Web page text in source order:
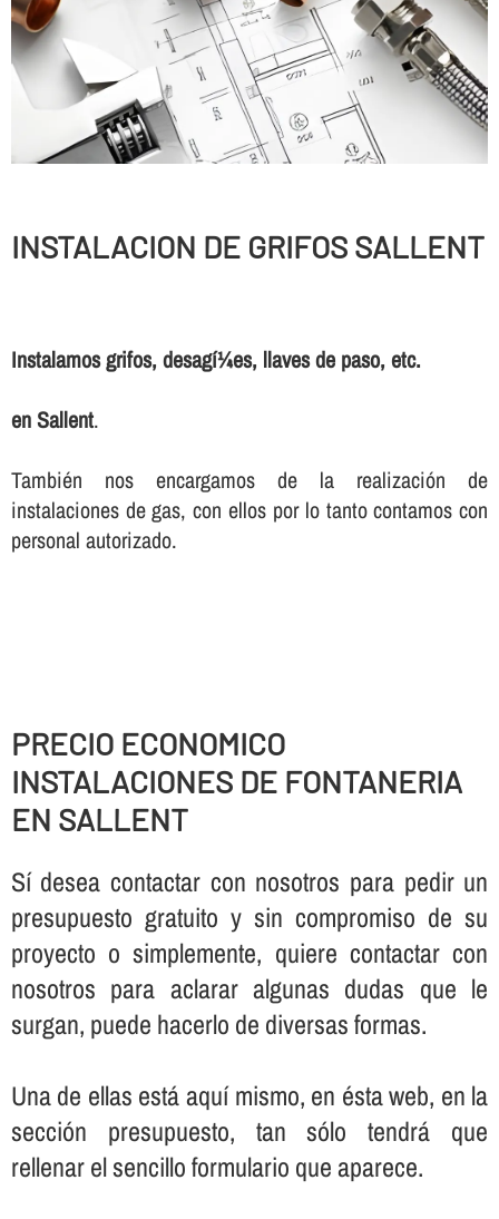
INSTALACION DE GRIFOS SALLENT
Instalamos grifos, desagí¼es, llaves de paso, etc.
en Sallent.
También nos encargamos de la realización de
instalaciones de gas, con ellos por lo tanto contamos con
personal autorizado.
PRECIO ECONOMICO
INSTALACIONES DE FONTANERIA
EN SALLENT
Sí­ desea contactar con nosotros para pedir un
presupuesto gratuito y sin compromiso de su
proyecto o simplemente, quiere contactar con
nosotros para aclarar algunas dudas que le
surgan, puede hacerlo de diversas formas.
Una de ellas está aquí­ mismo, en ésta web, en la
sección presupuesto, tan sólo tendrá que
rellenar el sencillo formulario que aparece.